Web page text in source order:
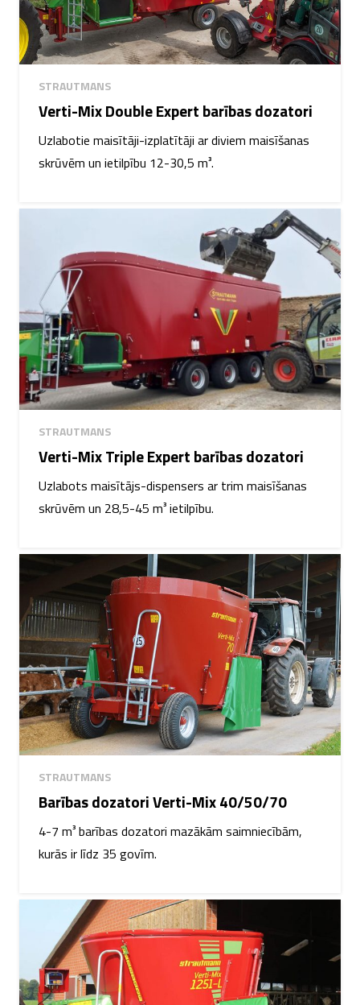
STRAUTMANS
Verti-Mix Double Expert barības dozatori
Uzlabotie maisītāji-izplatītāji ar diviem maisīšanas
skrūvēm un ietilpību 12-30,5 m³.
STRAUTMANS
Verti-Mix Triple Expert barības dozatori
Uzlabots maisītājs-dispensers ar trim maisīšanas
skrūvēm un 28,5-45 m³ ietilpību.
STRAUTMANS
Barības dozatori Verti-Mix 40/50/70
4-7 m³ barības dozatori mazākām saimniecībām,
kurās ir līdz 35 govīm.